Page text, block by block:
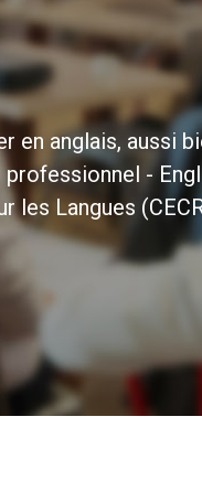
anglais, aussi
-
Langues